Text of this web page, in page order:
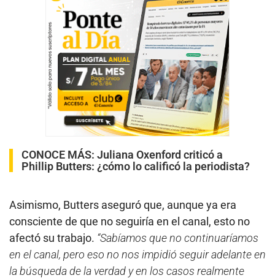
CONOCE MÁS: Juliana Oxenford criticó a
Phillip Butters: ¿cómo lo calificó la periodista?
Asimismo, Butters aseguró que, aunque ya era
consciente de que no seguiría en el canal, esto no
afectó su trabajo. “Sabíamos que no continuaríamos
en el canal, pero eso no nos impidió seguir adelante en
la búsqueda de la verdad y en los casos realmente